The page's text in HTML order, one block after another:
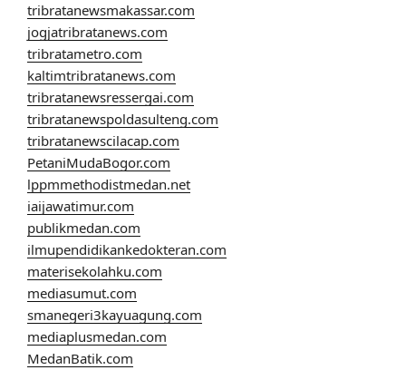
tribratanewsmakassar.com
jogjatribratanews.com
tribratametro.com
kaltimtribratanews.com
tribratanewsressergai.com
tribratanewspoldasulteng.com
tribratanewscilacap.com
PetaniMudaBogor.com
lppmmethodistmedan.net
iaijawatimur.com
publikmedan.com
ilmupendidikankedokteran.com
materisekolahku.com
mediasumut.com
smanegeri3kayuagung.com
mediaplusmedan.com
MedanBatik.com